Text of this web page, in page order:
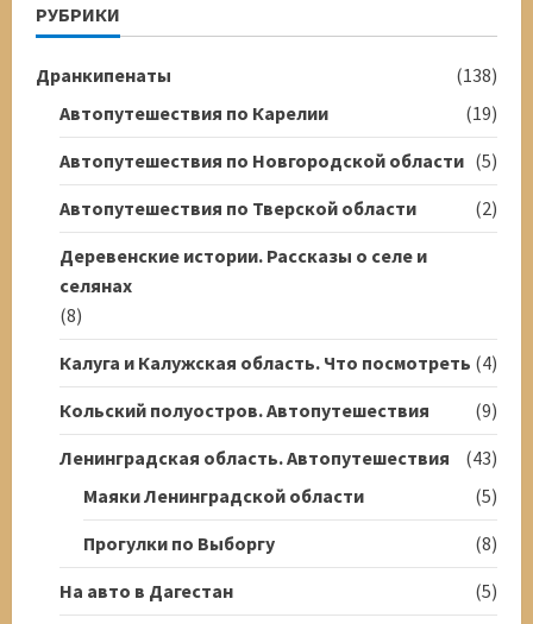
РУБРИКИ
Дранкипенаты
(138)
Автопутешествия по Карелии
(19)
Автопутешествия по Новгородской области (5)
Автопутешествия по Тверской области
(2)
Деревенские истории. Рассказы о селе и
селянах
(8)
Калуга и Калужская область. Что посмотреть (4)
Кольский полуостров. Автопутешествия
(9)
Ленинградская область. Автопутешествия
(43)
Маяки Ленинградской области
(5)
Прогулки по Выборгу
(8)
На авто в Дагестан
(5)